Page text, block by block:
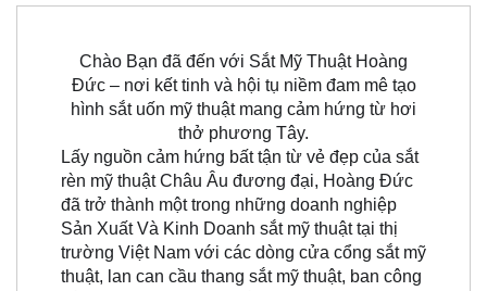
Chào Bạn đã đến với Sắt Mỹ Thuật Hoàng
Đức – nơi kết tinh và hội tụ niềm đam mê tạo
hình sắt uốn mỹ thuật mang cảm hứng từ hơi
thở phương Tây.
Lấy nguồn cảm hứng bất tận từ vẻ đẹp của sắt
rèn mỹ thuật Châu Âu đương đại, Hoàng Đức
đã trở thành một trong những doanh nghiệp
Sản Xuất Và Kinh Doanh sắt mỹ thuật tại thị
trường Việt Nam với các dòng cửa cổng sắt mỹ
thuật, lan can cầu thang sắt mỹ thuật, ban công